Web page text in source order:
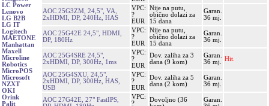
LC Power
Lenovo
LG B2B
LG IT
Logitech
MAETONE
Manhattan
Maxell
Microline
Robotics
MicroPOS
Microsoft
NZXT
OKI
Orink
Palit
AOC 25G3ZM, 24,5", VA,
2xHDMI, DP, 240Hz, HAS
VPC:
?
EUR
Nije na putu,
obično dolazi za
15 dana
Garan.
36 mj.
AOC 25G42E 24,5", HDMI,
DP, 180Hz
VPC:
?
EUR
Nije na putu,
obično dolazi za
15 dana
Garan.
36 mj.
AOC 25G4SRE 24,5",
2xHDMI, DP, 300Hz, 1ms
VPC:
?
EUR
Dov. zaliha za 3
dana (9 kom)
Garan.
36 mj.
Hit.
AOC 25G4SXU, 24,5",
2xHDMI, DP, 300Hz, HAS,
USB
VPC:
?
EUR
Dov. zaliha za 5
dana (2 kom)
Garan.
36 mj.
AOC 27G42E, 27" FastIPS,
VPC:
?
Dovoljno (36
Garan.